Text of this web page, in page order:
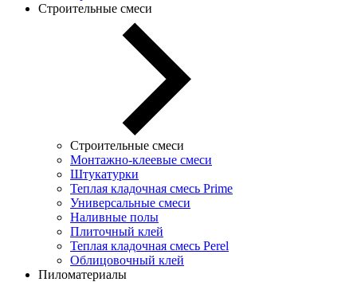
Строительные смеси
Строительные смеси
Монтажно-клеевые смеси
Штукатурки
Теплая кладочная смесь Prime
Универсальные смеси
Наливные полы
Плиточный клей
Теплая кладочная смесь Perel
Облицовочный клей
Пиломатериалы